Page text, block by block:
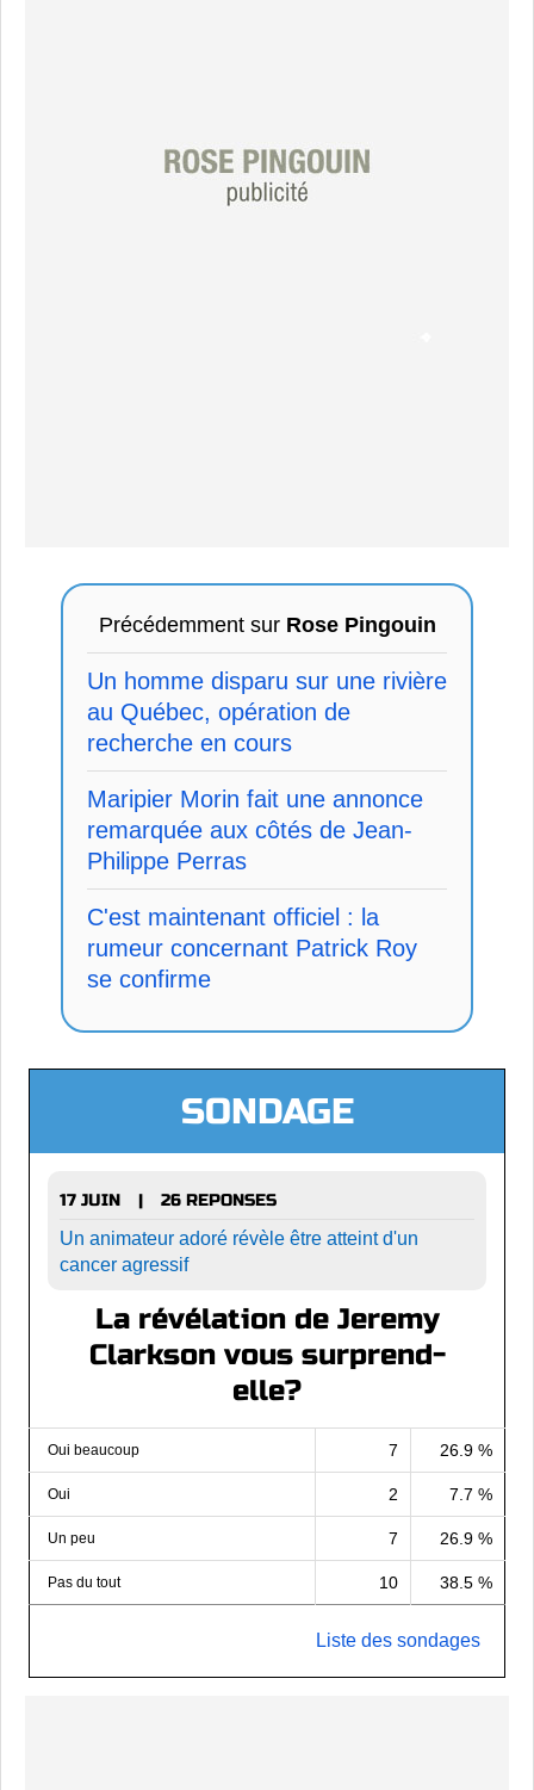
Précédemment sur Rose Pingouin
Un homme disparu sur une rivière
au Québec, opération de
recherche en cours
Maripier Morin fait une annonce
remarquée aux côtés de Jean-
Philippe Perras
C'est maintenant officiel : la
rumeur concernant Patrick Roy
se confirme
SONDAGE
17 JUIN |
26 REPONSES
Un animateur adoré révèle être atteint d'un
cancer agressif
La révélation de Jeremy
Clarkson vous surprend-
elle?
Oui beaucoup 7 26.9 %
Oui 2 7.7 %
Un peu 7 26.9 %
Pas du tout 10 38.5 %
Liste des sondages